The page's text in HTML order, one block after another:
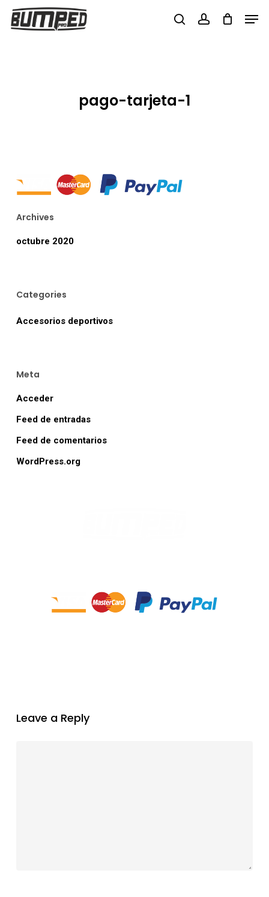
Skip
searchaccount
pago-tarjeta-1
Archives
octubre 2020
Categories
Accesorios deportivos
Meta
Acceder
Feed de entradas
Feed de comentarios
WordPress.org
Leave a Reply